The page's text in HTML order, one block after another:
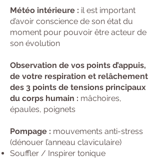
Météo intérieure : il est important
d’avoir conscience de son état du
moment pour pouvoir être acteur de
son évolution
Observation de vos points d’appuis,
de votre respiration et relâchement
des 3 points de tensions principaux
du corps humain : mâchoires,
épaules, poignets
Pompage : mouvements anti-stress
(dénouer l’anneau claviculaire)
Souffler / Inspirer tonique